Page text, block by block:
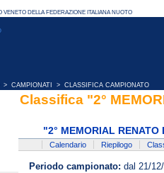
> CAMPIONATI > CLASSIFICA CAMPIONATO
Classifica "2°
"2° MEMORIAL
Calendario Riepilogo
Periodo campionato: dal 21/